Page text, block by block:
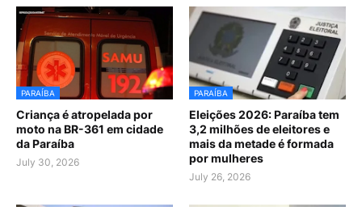
PARAÍBA
Criança é atropelada por
moto na BR-361 em cidade
da Paraíba
July 30, 2026
PARAÍBA
Eleições 2026: Paraíba tem
3,2 milhões de eleitores e
mais da metade é formada
por mulheres
July 26, 2026